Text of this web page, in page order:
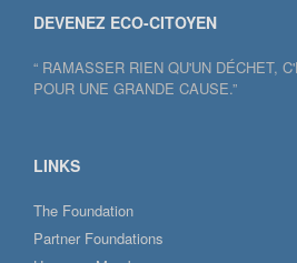
DEVENEZ ECO-CITOYEN
“ RAMASSER RIEN QU'UN DÉCHET,
POUR UNE GRANDE CAUSE.”
LINKS
The Foundation
Partner Foundations